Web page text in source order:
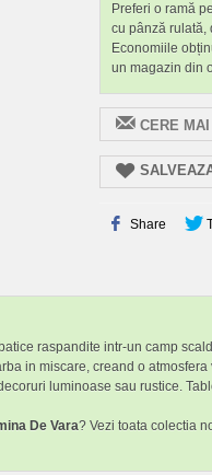
Preferi o ramă
cu pânză rulată,
Economiile
un magazin din
CERE MAI
Share
raspandite intr-un camp
in miscare, creand o
luminoase sau rustice.
De Vara? Vezi toata colectia